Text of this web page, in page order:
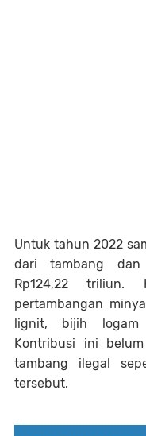
Untuk tahun 2022
dari tambang dan
Rp124,22
pertambangan
lignit, bijih logam
Kontribusi ini
tambang ilegal
tersebut.